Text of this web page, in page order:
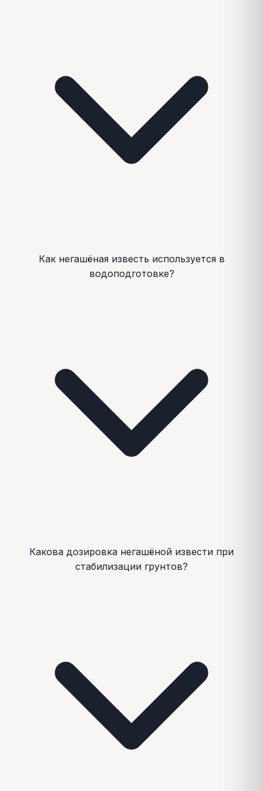
Как негашёная известь используется в
водоподготовке?
Какова дозировка негашёной извести при
стабилизации грунтов?